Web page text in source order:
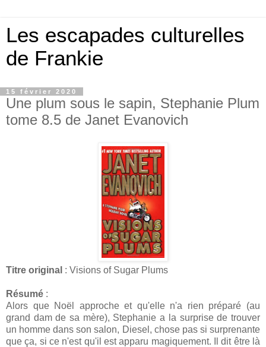
Les escapades culturelles
de Frankie
15 février 2020
Une plum sous le sapin, Stephanie Plum
tome 8.5 de Janet Evanovich
Titre original : Visions of Sugar Plums
Résumé :
Alors que Noël approche et qu'elle n'a rien préparé (au
grand dam de sa mère), Stephanie a la surprise de trouver
un homme dans son salon, Diesel, chose pas si surprenante
que ça, si ce n'est qu'il est apparu magiquement. Il dit être là